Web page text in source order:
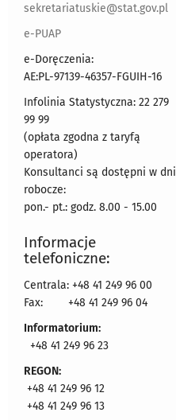
sekretariatuskie@stat.gov.pl
e-PUAP
e-Doręczenia:
AE:PL-97139-46357-FGUIH-16
Infolinia Statystyczna: 22 279
99 99
(opłata zgodna z taryfą
operatora)
Konsultanci są dostępni w dni
robocze:
pon.- pt.: godz. 8.00 - 15.00
Informacje
telefoniczne:
Centrala: +48 41 249 96 00
Fax:
+48 41 249 96 04
Informatorium:
+48 41 249 96 23
REGON:
+48 41 249 96 12
+48 41 249 96 13